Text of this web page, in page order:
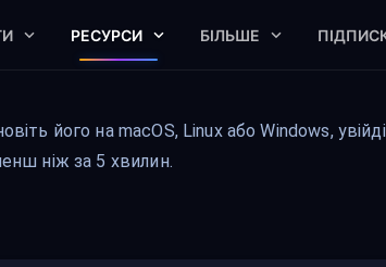
РЕСУРСИ БІЛЬШЕ
його на macOS, Linux або Windows,
ніж за 5 хвилин.